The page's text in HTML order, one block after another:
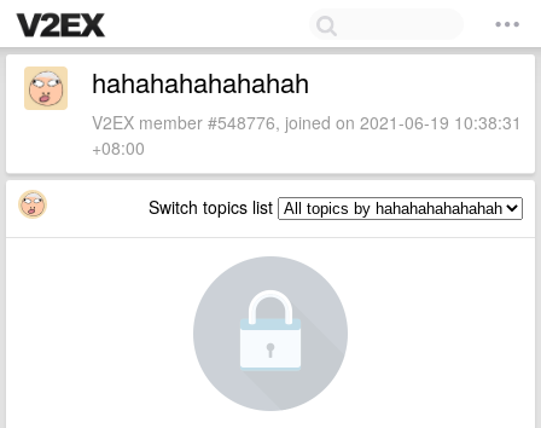
hahahahahahahah
V2EX member #548776, joined on 2021-06-19 10:38:31
+08:00
Switch topics list